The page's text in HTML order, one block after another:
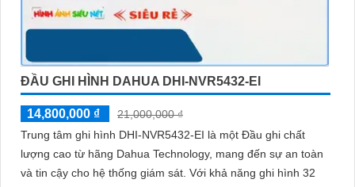
ĐẦU GHI HÌNH DAHUA DHI-NVR5432-EI
14,800,000 ₫
21,000,000 ₫
Trung tâm ghi hình DHI-NVR5432-EI là một Đầu ghi chất
lượng cao từ hãng Dahua Technology, mang đến sự an toàn
và tin cậy cho hệ thống giám sát. Với khả năng ghi hình 32